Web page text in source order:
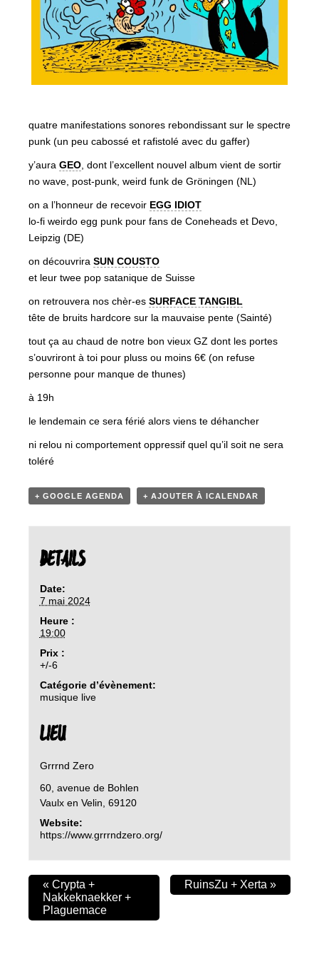
quatre manifestations sonores rebondissant sur le spectre
punk (un peu cabossé et rafistolé avec du gaffer)
y’aura GEO , dont l’excellent nouvel album vient de sortir
no wave, post-punk, weird funk de Gröningen (NL)
on a l’honneur de recevoir EGG IDIOT
lo-fi weirdo egg punk pour fans de Coneheads et Devo,
Leipzig (DE)
on découvrira SUN COUSTO
et leur twee pop satanique de Suisse
on retrouvera nos chèr-es SURFACE TANGIBL
tête de bruits hardcore sur la mauvaise pente (Sainté)
tout ça au chaud de notre bon vieux GZ dont les portes
s’ouvriront à toi pour pluss ou moins 6€ (on refuse
personne pour manque de thunes)
à 19h
le lendemain ce sera férié alors viens te déhancher
ni relou ni comportement oppressif quel qu’il soit ne sera
toléré
+ GOOGLE AGENDA + AJOUTER À ICALENDAR
DETAILS
Date:
7 mai 2024
Heure :
19:00
Prix :
+/-6
Catégorie d’évènement:
musique live
LIEU
Grrrnd Zero
60, avenue de Bohlen
Vaulx en Velin 69120
Website:
https://www.grrrndzero.org/
« Crypta +
Nakkeknaekker +
Plaguemace
RuinsZu + Xerta »